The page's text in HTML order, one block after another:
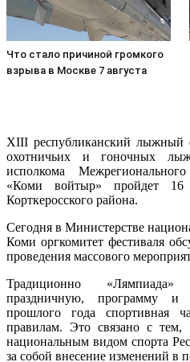
Что стало причиной громкого
взрыва в Москве 7 августа
XIII республиканский лыжный
охотничьих и гоночных
исполкома
«Коми войтыр» пройдет
Корткеросского района.
Сегодня в Министерстве
Коми оргкомитет фестиваля
проведения массового
Традиционно «Лямпиада»
праздничную, программу
прошлого года спортивная
правилам. Это связано с
национальным видом спорта
за собой внесение изменений в